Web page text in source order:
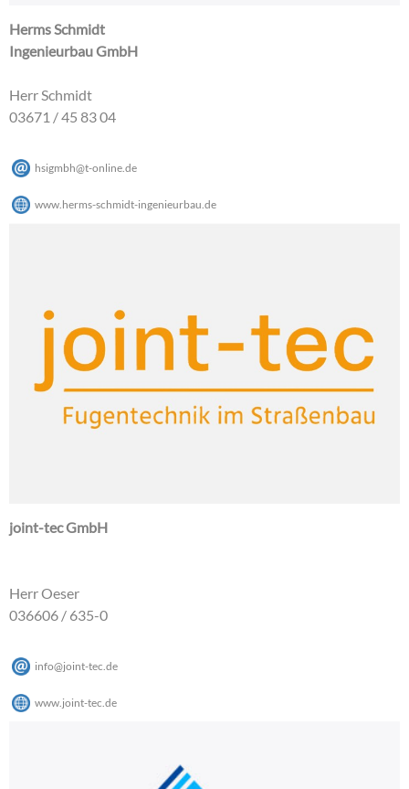
Herms Schmidt
Ingenieurbau GmbH
Herr Schmidt
03671 / 45 83 04
hsigmbh@t-online de
www.herms-schmidt-ingenieurbau.de
joint-tec GmbH
Herr Oeser
036606 / 635-0
info@joint-tec.de
www.joint-tec.de